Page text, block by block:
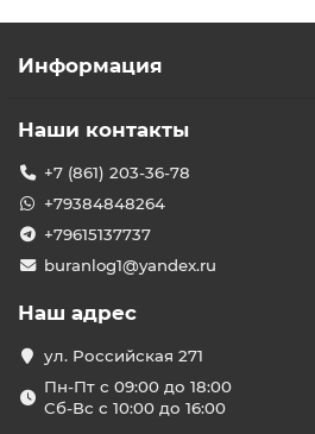
Информация
Наши контакты
+7 (861) 203-36-78
+79384848264
+79615137737
buranlog1@yandex.ru
Наш адрес
ул. Российская 271
Пн-Пт с 09:00 до 18:00
Сб-Вс с 10:00 до 16:00